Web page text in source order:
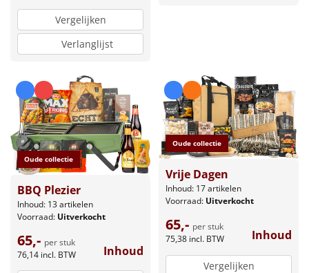
Vergelijken
Verlanglijst
Oude collectie
BBQ Plezier
Inhoud: 13 artikelen
Voorraad: Uitverkocht
65,- per stuk
76,14 incl. BTW Inhoud
Oude collectie
Vrije Dagen
Inhoud: 17 artikelen
Voorraad: Uitverkocht
65,- per stuk
75,38 incl. BTW Inhoud
Vergelijken